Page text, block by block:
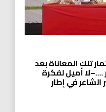
تلك المعاناة بعد
أميل لفكرة
الشاعر في إطار